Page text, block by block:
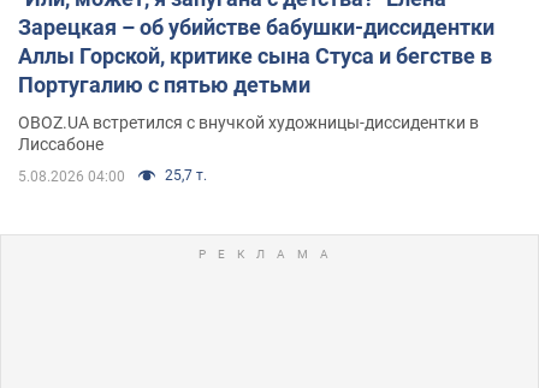
Зарецкая – об убийстве бабушки-диссидентки
Аллы Горской, критике сына Стуса и бегстве в
Португалию с пятью детьми
OBOZ.UA встретился с внучкой художницы-диссидентки в
Лиссабоне
5.08.2026 04:00 25,7 т.